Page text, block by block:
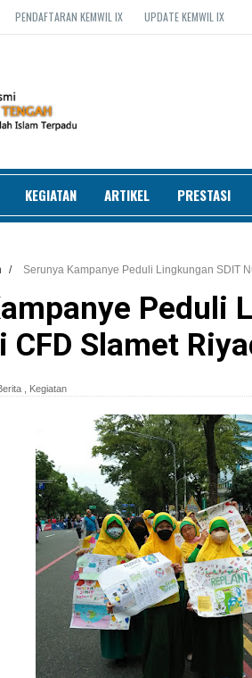
PENDAFTARAN KEMWIL IX UPDATE KEMWIL IX
KEGIATAN ARTIKEL PRESTASI
/ Serunya Kampanye Peduli Lingkungan SDIT
Peduli
CFD Slamet
Kegiatan